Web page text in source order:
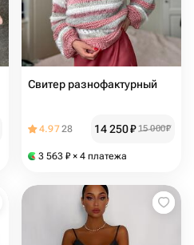
Свитер разнофактурный
4.9728 14 250₽ 15 000₽
3 563 ₽ × 4 платежа